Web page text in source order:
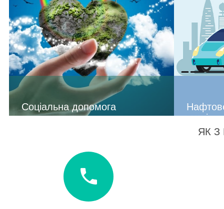
Соціальна допомога
Покращити становище, у якому живемо, ми
можемо багатьма шляхами.
У компаніїї CNM запроваджений принцип
лояльного відношення до незахищенних
верств населенняі надання їм додаткових
таксі
ЯК